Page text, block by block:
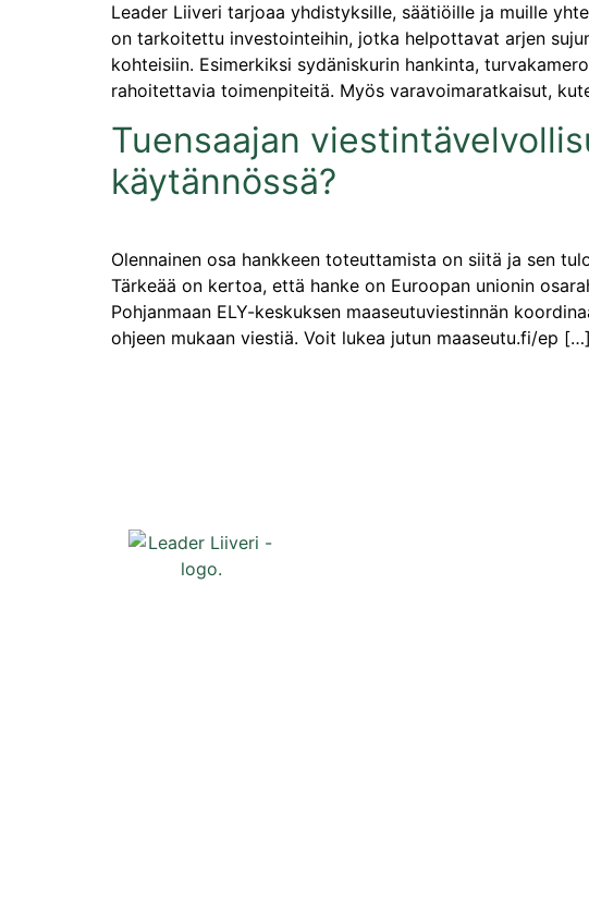
Leader Liiveri tarjoaa yhdistyksille, säätiöille ja muille
on tarkoitettu investointeihin, jotka helpottavat arjen
kohteisiin. Esimerkiksi sydäniskurin hankinta,
rahoitettavia toimenpiteitä. Myös varavoimaratkaisut,
Tuensaajan
käytännössä?
Olennainen osa hankkeen toteuttamista on siitä ja sen
Tärkeää on kertoa, että hanke on Euroopan unionin
Pohjanmaan ELY-keskuksen maaseutuviestinnän
ohjeen mukaan viestiä. Voit lukea jutun maaseutu.fi/ep […]